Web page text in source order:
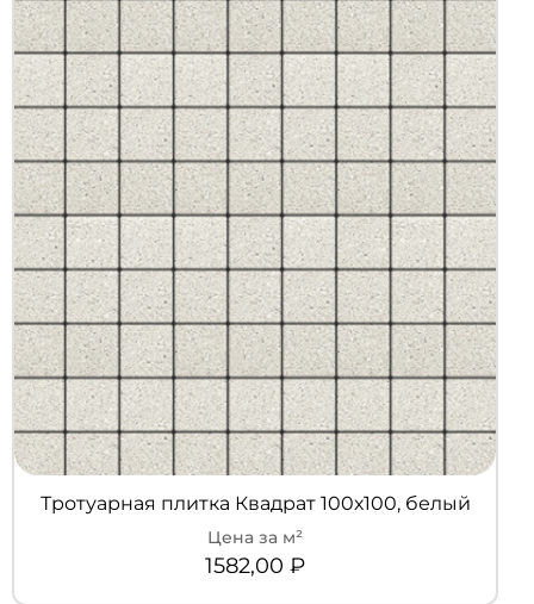
Тротуарная плитка Квадрат 100х100, белый
1582,00 ₽